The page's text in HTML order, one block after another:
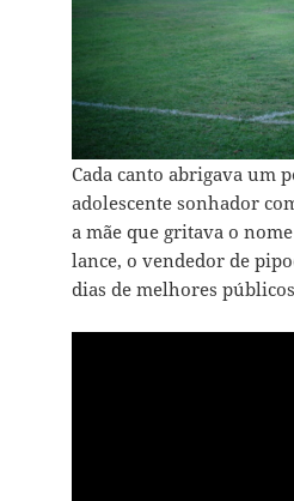
Cada canto abrigava um
adolescente sonhador
a mãe que gritava o
lance, o vendedor de
dias de melhores